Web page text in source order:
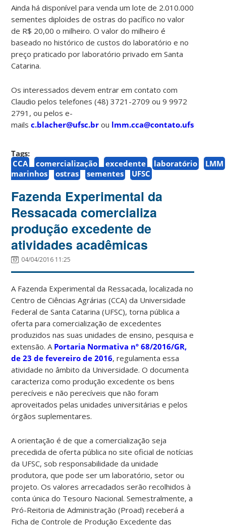
Ainda há disponível para venda um lote de 2.010.000
sementes diploides de ostras do pacífico no valor
de R$ 20,00 o milheiro. O valor do milheiro é
baseado no histórico de custos do laboratório e no
preço praticado por laboratório privado em Santa
Catarina.
Os interessados devem entrar em contato com
Claudio pelos telefones (48) 3721-2709 ou 9 9972
2791, ou pelos e-
mails c.blacher@ufsc.br ou lmm.cca@contato.ufsc.br
Tags:
CCA
comercialização excedente laboratório
LMM
marinhos
ostras sementes UFSC
Fazenda Experimental da
Ressacada comercializa
produção excedente de
atividades acadêmicas
04/04/2016 11:25
A Fazenda Experimental da Ressacada, localizada no
Centro de Ciências Agrárias (CCA) da Universidade
Federal de Santa Catarina (UFSC), torna pública a
oferta para comercialização de excedentes
produzidos nas suas unidades de ensino, pesquisa e
extensão. A Portaria Normativa nº 68/2016/GR,
de 23 de fevereiro de 2016, regulamenta essa
atividade no âmbito da Universidade. O documenta
caracteriza como produção excedente os bens
perecíveis e não perecíveis que não foram
aproveitados pelas unidades universitárias e pelos
órgãos suplementares.
A orientação é de que a comercialização seja
precedida de oferta pública no site oficial de notícias
da UFSC, sob responsabilidade da unidade
produtora, que pode ser um laboratório, setor ou
projeto. Os valores arrecadados serão recolhidos à
conta única do Tesouro Nacional. Semestralmente, a
Pró-Reitoria de Administração (Proad) receberá a
Ficha de Controle de Produção Excedente das